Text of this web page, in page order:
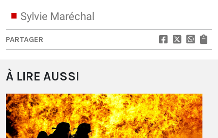
Sylvie Maréchal
PARTAGER
À LIRE AUSSI